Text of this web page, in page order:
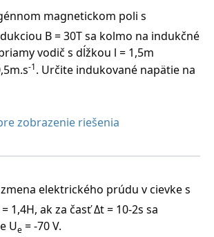
magnetickom poli s
B = 30T sa kolmo na indukčné
vodič s dĺžkou l = 1,5m
-1. Určite indukované napätie na
zobrazenie riešenia
elektrického prúdu v cievke s
1,4H, ak za časť Δt = 10-2s sa
Ue = -70 V.